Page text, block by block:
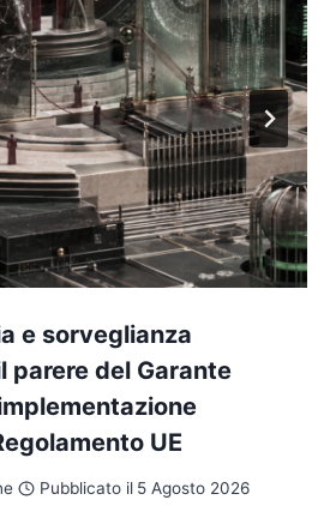
e sorveglianza
parere del Garante
UE
Pubblicato il 5 Agosto 2026